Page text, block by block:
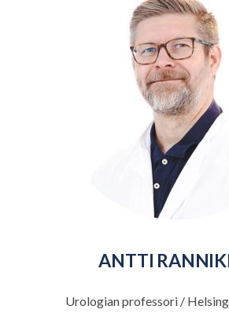
ANTTI
Urologian professori /